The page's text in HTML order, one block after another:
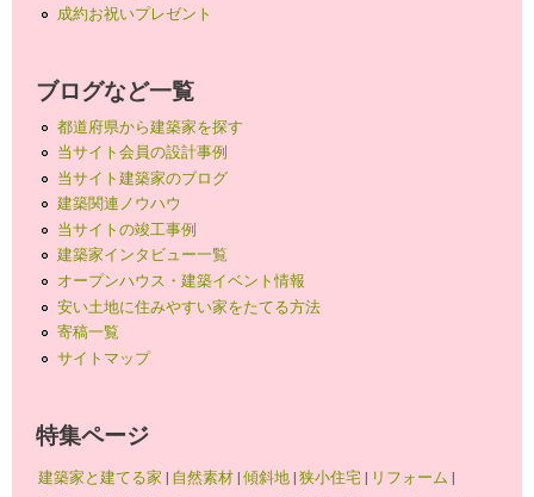
成約お祝いプレゼント
ブログなど一覧
都道府県から建築家を探す
当サイト会員の設計事例
当サイト建築家のブログ
建築関連ノウハウ
当サイトの竣工事例
建築家インタビュー一覧
オープンハウス・建築イベント情報
安い土地に住みやすい家をたてる方法
寄稿一覧
サイトマップ
特集ページ
建築家と建てる家 | 自然素材|傾斜地|狭小住宅| リフォーム |